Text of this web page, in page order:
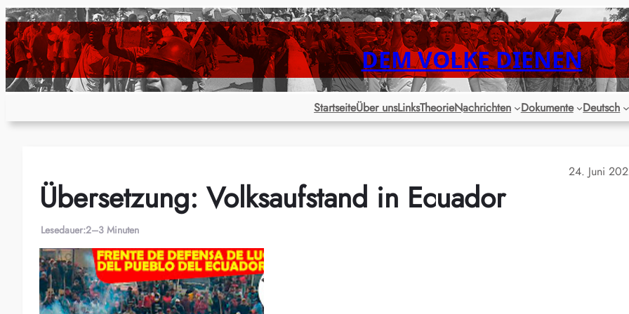
Zum
Inhalt
springen
DEM VOLKE DIENEN
StartseiteÜber unsLinksTheorieNachrichten Dokumente Deutsch
24. Juni
Übersetzung: Volksaufstand in Ecuador
Lesedauer:2–3 Minuten